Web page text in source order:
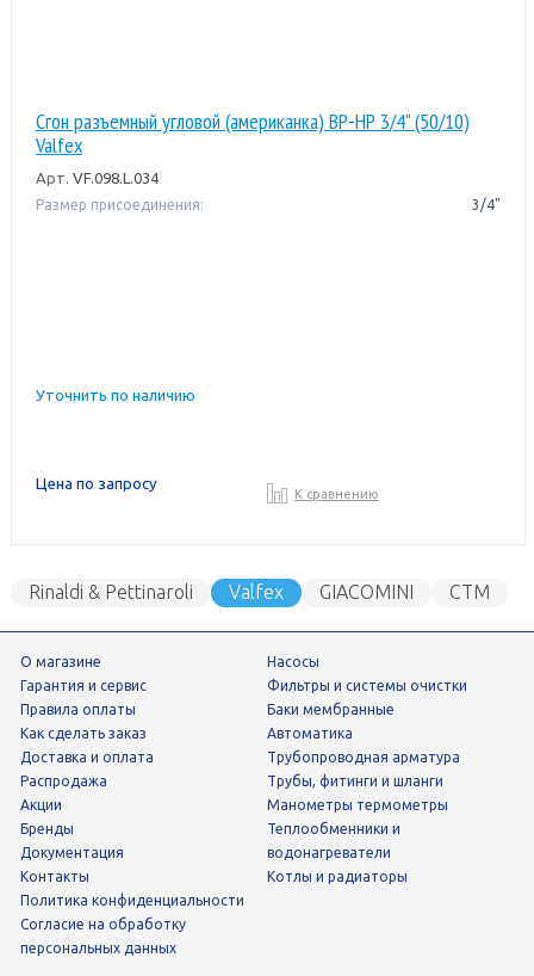
Сгон разъемный угловой (американка) ВР-НР 3/4" (50/10)
Valfex
Арт. VF.098.L.034
Размер присоединения: 3/4"
Уточнить по наличию
Цена по запросу
К сравнению
Rinaldi & Pettinaroli Valfex GIACOMINI СТМ
О магазине
Гарантия и сервис
Правила оплаты
Как сделать заказ
Доставка и оплата
Распродажа
Акции
Бренды
Документация
Контакты
Насосы
фильтры и системы очистки
Баки мембранные
Автоматика
трубопроводная арматура
трубы, фитинги и шланги
манометры термометры
теплообменники и
водонагреватели
Котлы и радиаторы
Политика конфиденциальности
Согласие на обработку
персональных данных